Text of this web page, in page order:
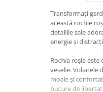
Transformați
această rochie
detaliile sale
energie și
Rochia roșie
veselie. Volanele
moale și
bucure de